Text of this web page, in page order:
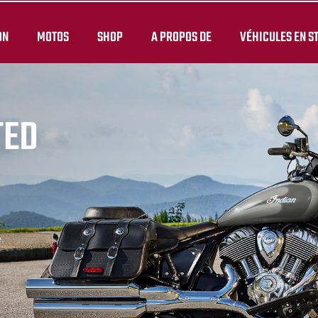
MOTOS SHOP A PROPOS DE VÉHICULES EN